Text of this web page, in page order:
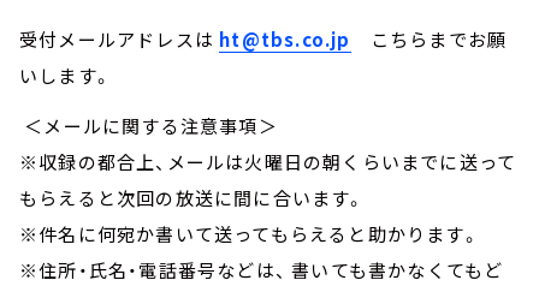
受付メールアドレスは ht@tbs.co.jp
こちらまでお願
いします。
＜メールに関する注意事項＞
※収録の都合上、メールは火曜日の朝くらいまでに送って
もらえると次回の放送に間に合います。
※件名に何宛か書いて送ってもらえると助かります。
※住所・氏名・電話番号などは、 書いても書かなくてもど